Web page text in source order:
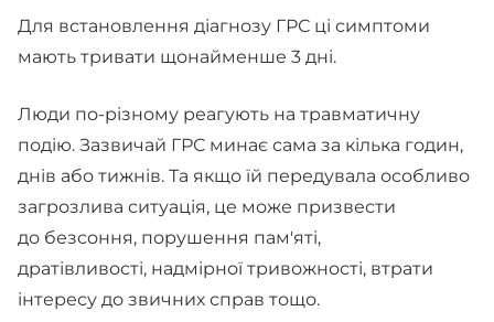
Для встановлення діагнозу ГРС ці симптоми
мають тривати щонайменше 3 дні.
Люди по-різному реагують на травматичну
подію. Зазвичай ГРС минає сама за кілька годин,
днів або тижнів. Та якщо їй передувала особливо
загрозлива ситуація, це може призвести
до безсоння, порушення пам'яті,
дратівливості, надмірної тривожності, втрати
інтересу до звичних справ тощо.